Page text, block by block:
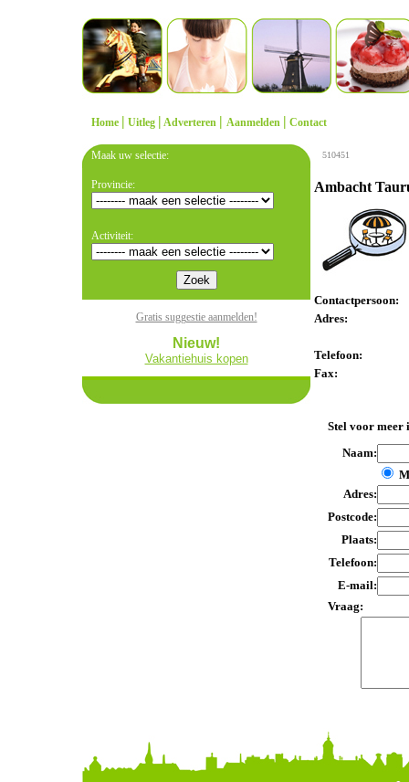
Home | Uitleg | Adverteren | Aanmelden | Contact
Maak uw selectie:
Provincie:
Activiteit:
Gratis suggestie aanmelden!
Nieuw!
Vakantiehuis kopen
510451
Ambacht
Contactpersoon:
Adres:
Telefoon:
Fax:
Stel voor meer
Naam:
Adres:
Postcode:
Plaats:
Telefoon:
E-mail:
Vraag: